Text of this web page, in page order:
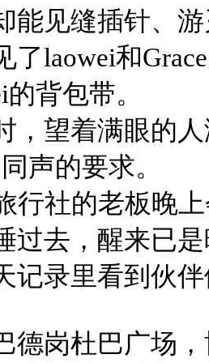
能见缝插针、
了laowei和
背包带。
，望着满眼的
声的要求。
行社的老板晚
过去，醒来已
记录里看到伙
德岗杜巴广场